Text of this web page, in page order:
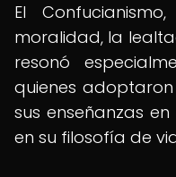
El
moralidad, la
resonó
quienes
sus enseñanzas
en su filosofía de